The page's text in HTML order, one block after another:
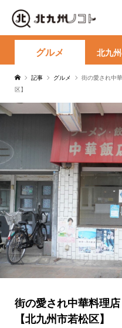
グルメ 北九
記事 グルメ
街の愛され中
区】
街の愛され中華料理
【北九州市若松区】